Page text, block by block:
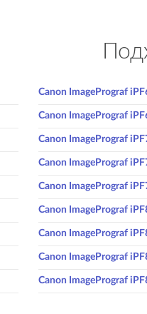
Canon ImagePrograf
Canon ImagePrograf
Canon ImagePrograf
Canon ImagePrograf
Canon ImagePrograf
Canon ImagePrograf
Canon ImagePrograf
Canon ImagePrograf
Canon ImagePrograf